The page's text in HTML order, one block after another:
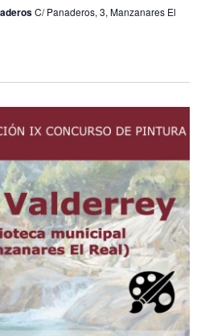
q
u
e
d
a
y
v
i
s
E
v
e
n
t
o
C/ Panaderos, 3, Manzanares El